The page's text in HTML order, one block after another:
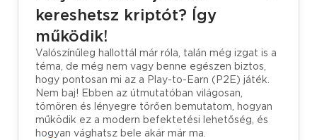
kereshetsz kriptót? Így
működik!
Valószínűleg hallottál már róla, talán még izgat is a
téma, de még nem vagy benne egészen biztos,
hogy pontosan mi az a Play-to-Earn (P2E) játék.
Nem baj! Ebben az útmutatóban világosan,
tömören és lényegre törően bemutatom, hogyan
működik ez a modern befektetési lehetőség, és
hogyan vághatsz bele akár már ma.